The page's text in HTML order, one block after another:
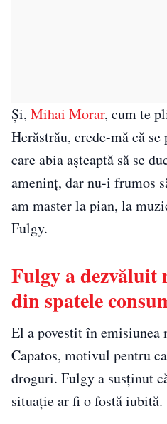
Şi, Mihai Morar, cum te
Herăstrău, crede-mă că
care abia aşteaptă să se
ameninţ, dar nu-i frumos
am master la pian, la
Fulgy.
Fulgy a dezvăluit
din spatele
El a povestit în emisiunea
Capatos, motivul pentru
droguri. Fulgy a susținut
situație ar fi o fostă iubită.